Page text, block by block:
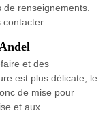
de renseignements.
contacter.
et des
est plus délicate, le
de mise pour
et aux